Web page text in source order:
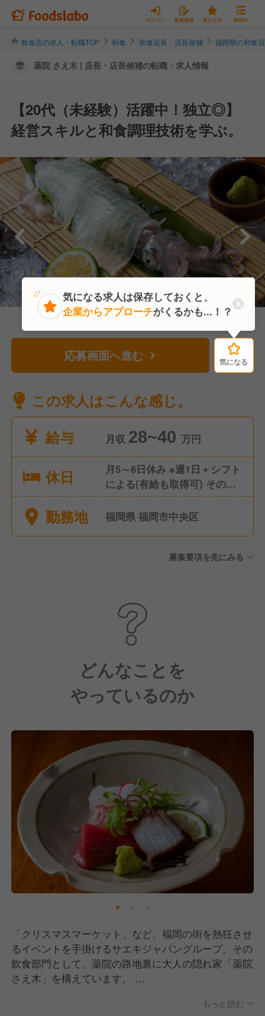
ログイン 新規登録 気になる MENU
飲食店の求人・転職TOP 和食 和食店長・店長候補 福岡県の和食
薬院 さえ木 | 店長・店長候補の転職・求人情報
【20代（未経験）活躍中！独立◎】
経営スキルと和食調理技術を学ぶ。
応募画面へ進む 気になる
この求人はこんな感じ。
給与
月収 28~40 万円
休日
月5～6日休み ※週1日＋シフト
による(有給も取得可) その
他：有給休暇、特別休暇、年
始
勤務地 福岡県 福岡市中央区
募集要項を先にみる
どんなことを
やっているのか
「クリスマスマーケット」など、福岡の街を熱狂させ
るイベントを手掛けるサエキジャパングループ。その
飲食部門として、薬院の路地裏に大人の隠れ家「薬院
さえ木」を構えています。
提供するのは、生簀から取り出す鮮度抜群の活魚料
もっと読む
気になる
気になる求人は保存しておくと、
企業からアプローチがくるかも...！？